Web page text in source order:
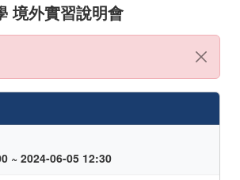
境外實習說明會
~ 2024-06-05 12:30